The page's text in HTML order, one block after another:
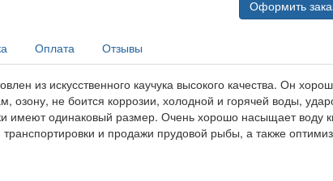
Оформить
Оплата Отзывы
из искусственного каучука высокого качества. Он
озону, не боится коррозии, холодной и горячей воды,
имеют одинаковый размер. Очень хорошо насыщает воду
транспортировки и продажи прудовой рыбы, а также